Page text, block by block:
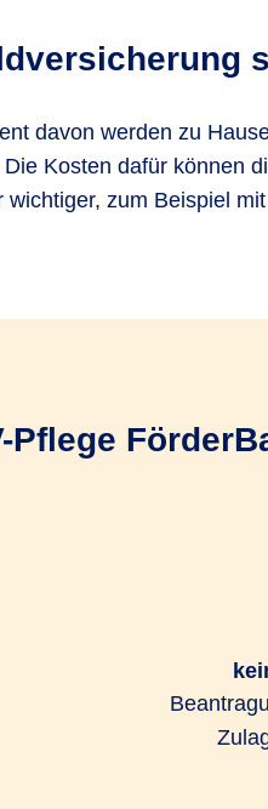
davon werden zu
Kosten dafür können
zum Beispiel
Pflege